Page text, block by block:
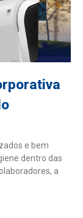
e bem
dentro das
a